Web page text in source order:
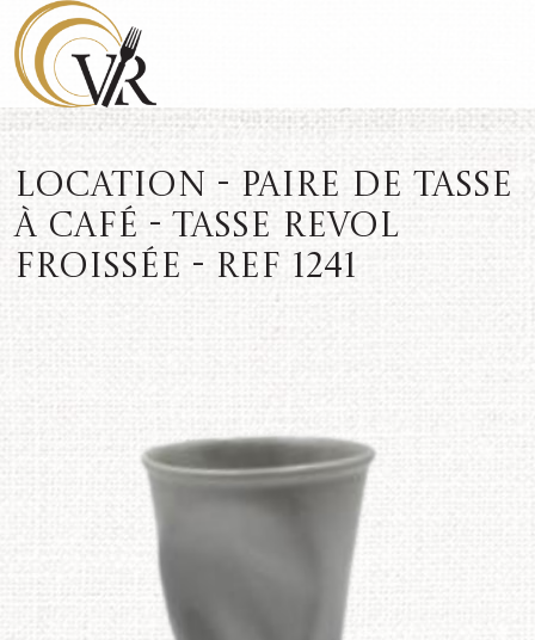
Location - Paire de tasse
à café - Tasse REVOL
froissée - REF 1241